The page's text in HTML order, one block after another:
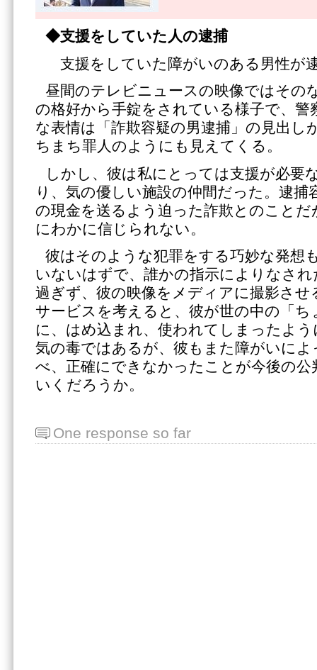
◆支援をしていた人の逮捕
支援をしていた障がいのある男性が
昼間のテレビニュースの映像ではその
の格好から手錠をされている様子で、警
な表情は「詐欺容疑の男逮捕」の見出し
ちまち罪人のようにも見えてくる。
しかし、彼は私にとっては支援が必要
り、気の優しい施設の仲間だった。逮捕
の現金を送るよう迫った詐欺とのこと
にわかに信じられない。
彼はそのような犯罪をする巧妙な発想
いないはずで、誰かの指示によりなさ
過ぎず、彼の映像をメディアに撮影させ
サービスを考えると、彼が世の中の「
に、はめ込まれ、使われてしまったよ
気の毒ではあるが、彼もまた障がいに
べ、正確にできなかったことが今後の
いくだろうか。
One response so far